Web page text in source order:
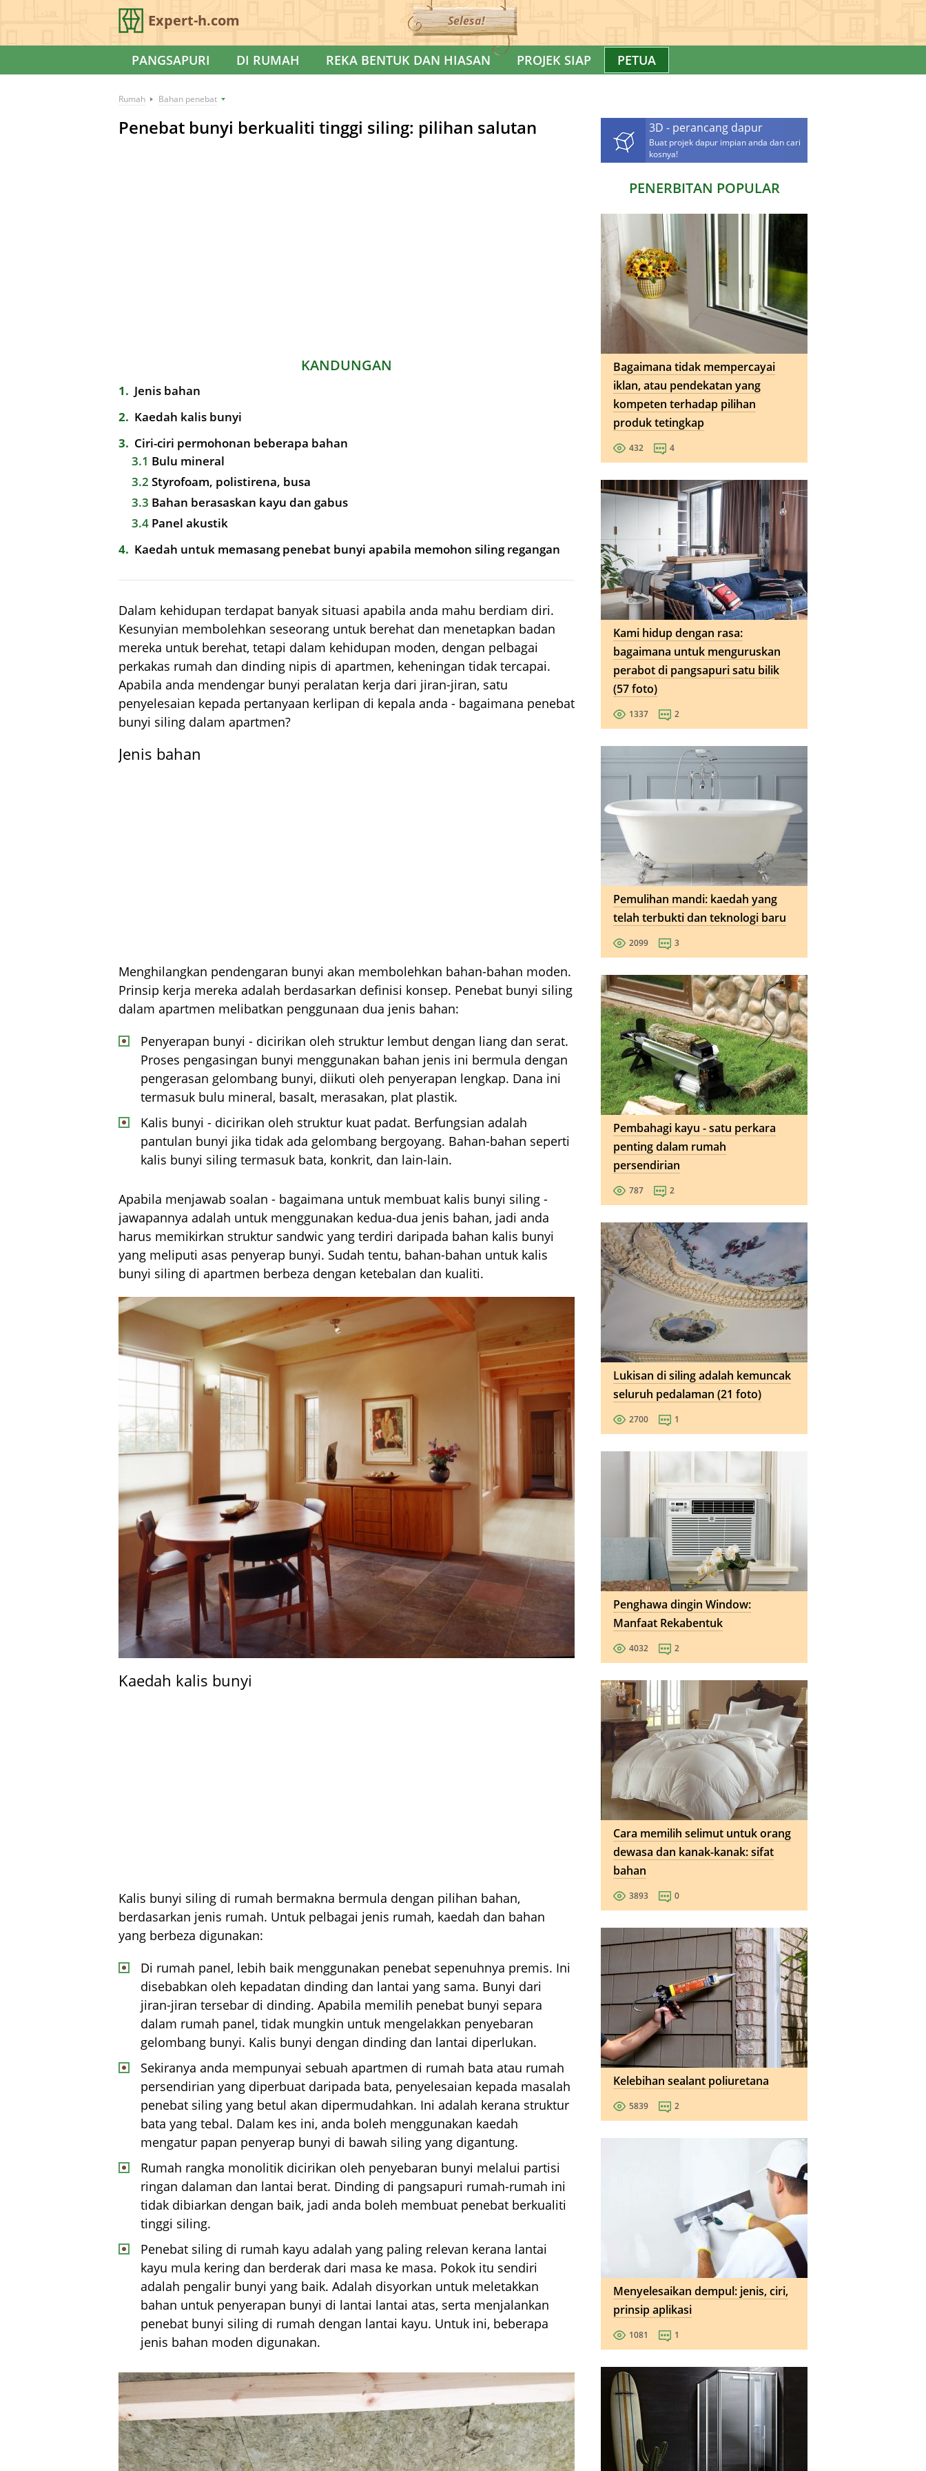
Expert-h.com Selesa!
PANGSAPURI DI RUMAH REKA BENTUK DAN HIASAN PROJEK SIAP PETUA
Rumah Bahan penebat
Penebat bunyi berkualiti tinggi siling: pilihan salutan
KANDUNGAN
1
Jenis bahan
2
Kaedah kalis bunyi
3
Ciri-ciri permohonan beberapa bahan
3.1 Bulu mineral
3.2 Styrofoam, polistirena, busa
3.3 Bahan berasaskan kayu dan gabus
3.4 Panel akustik
4
Kaedah untuk memasang penebat bunyi apabila memohon siling regangan
Dalam kehidupan terdapat banyak situasi apabila anda mahu berdiam diri.
Kesunyian membolehkan seseorang untuk berehat dan menetapkan badan
mereka untuk berehat, tetapi dalam kehidupan moden, dengan pelbagai
perkakas rumah dan dinding nipis di apartmen, keheningan tidak tercapai.
Apabila anda mendengar bunyi peralatan kerja dari jiran-jiran, satu
penyelesaian kepada pertanyaan kerlipan di kepala anda - bagaimana penebat
bunyi siling dalam apartmen?
Jenis bahan
Menghilangkan pendengaran bunyi akan membolehkan bahan-bahan moden.
Prinsip kerja mereka adalah berdasarkan definisi konsep. Penebat bunyi siling
dalam apartmen melibatkan penggunaan dua jenis bahan:
Penyerapan bunyi - dicirikan oleh struktur lembut dengan liang dan serat.
Proses pengasingan bunyi menggunakan bahan jenis ini bermula dengan
pengerasan gelombang bunyi, diikuti oleh penyerapan lengkap. Dana ini
termasuk bulu mineral, basalt, merasakan, plat plastik.
Kalis bunyi - dicirikan oleh struktur kuat padat. Berfungsian adalah
pantulan bunyi jika tidak ada gelombang bergoyang. Bahan-bahan seperti
kalis bunyi siling termasuk bata, konkrit, dan lain-lain.
Apabila menjawab soalan - bagaimana untuk membuat kalis bunyi siling -
jawapannya adalah untuk menggunakan kedua-dua jenis bahan, jadi anda
harus memikirkan struktur sandwic yang terdiri daripada bahan kalis bunyi
yang meliputi asas penyerap bunyi. Sudah tentu, bahan-bahan untuk kalis
bunyi siling di apartmen berbeza dengan ketebalan dan kualiti.
Kaedah kalis bunyi
Kalis bunyi siling di rumah bermakna bermula dengan pilihan bahan,
berdasarkan jenis rumah. Untuk pelbagai jenis rumah, kaedah dan bahan
yang berbeza digunakan:
Di rumah panel, lebih baik menggunakan penebat sepenuhnya premis. Ini
disebabkan oleh kepadatan dinding dan lantai yang sama. Bunyi dari
jiran-jiran tersebar di dinding. Apabila memilih penebat bunyi separa
dalam rumah panel, tidak mungkin untuk mengelakkan penyebaran
gelombang bunyi. Kalis bunyi dengan dinding dan lantai diperlukan.
Sekiranya anda mempunyai sebuah apartmen di rumah bata atau rumah
persendirian yang diperbuat daripada bata, penyelesaian kepada masalah
penebat siling yang betul akan dipermudahkan. Ini adalah kerana struktur
bata yang tebal. Dalam kes ini, anda boleh menggunakan kaedah
mengatur papan penyerap bunyi di bawah siling yang digantung.
Rumah rangka monolitik dicirikan oleh penyebaran bunyi melalui partisi
ringan dalaman dan lantai berat. Dinding di pangsapuri rumah-rumah ini
tidak dibiarkan dengan baik, jadi anda boleh membuat penebat berkualiti
tinggi siling.
Penebat siling di rumah kayu adalah yang paling relevan kerana lantai
kayu mula kering dan berderak dari masa ke masa. Pokok itu sendiri
adalah pengalir bunyi yang baik. Adalah disyorkan untuk meletakkan
bahan untuk penyerapan bunyi di lantai lantai atas, serta menjalankan
penebat bunyi siling di rumah dengan lantai kayu. Untuk ini, beberapa
jenis bahan moden digunakan.
3D - perancang dapur
Buat projek dapur impian anda dan cari
kosnya!
PENERBITAN POPULAR
Bagaimana tidak mempercayai
iklan, atau pendekatan yang
kompeten terhadap pilihan
produk tetingkap
432 4
Kami hidup dengan rasa:
bagaimana untuk menguruskan
perabot di pangsapuri satu bilik
(57 foto)
1337 2
Pemulihan mandi: kaedah yang
telah terbukti dan teknologi baru
2099 3
Pembahagi kayu - satu perkara
penting dalam rumah
persendirian
787 2
Lukisan di siling adalah kemuncak
seluruh pedalaman (21 foto)
2700 1
Penghawa dingin Window:
Manfaat Rekabentuk
4032 2
Cara memilih selimut untuk orang
dewasa dan kanak-kanak: sifat
bahan
3893 0
Kelebihan sealant poliuretana
5839 2
Menyelesaikan dempul: jenis, ciri,
prinsip aplikasi
1081 1